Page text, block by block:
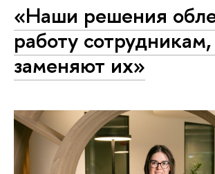
«Наши решения
работу
заменяют их»